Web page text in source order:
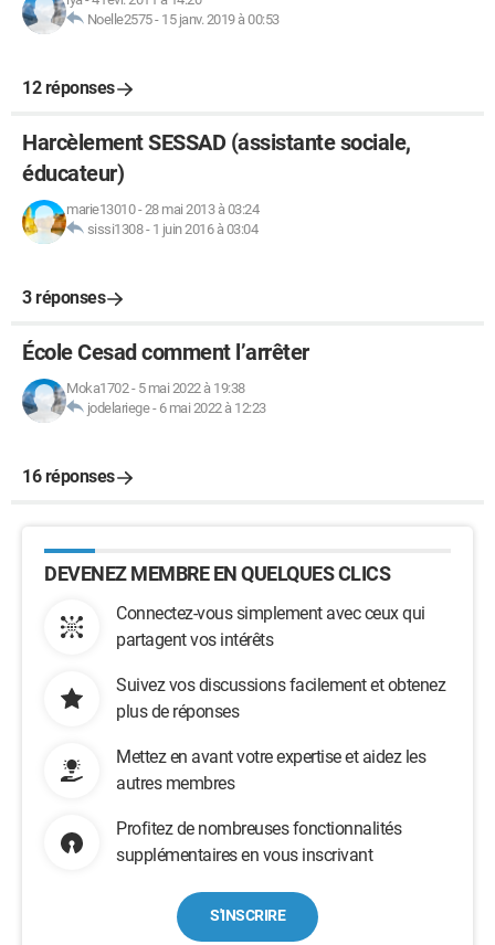
Noelle2575- 15 janv. 2019 à 00:53
12 réponses
Harcèlement SESSAD (assistante sociale,
éducateur)
marie13010-28 mai 2013 à 03:24
sissi1308- 1 juin 2016 à 03:04
3 réponses
École Cesad comment l’arrêter
Moka1702- 5 mai 2022 à 19:38
jodelariege- 6 mai 2022 à 12:23
16 réponses
DEVENEZ MEMBRE EN QUELQUES CLICS
Connectez-vous simplement avec ceux qui
partagent vos intérêts
Suivez vos discussions facilement et obtenez
plus de réponses
Mettez en avant votre expertise et aidez les
autres membres
Profitez de nombreuses fonctionnalités
supplémentaires en vous inscrivant
S'INSCRIRE